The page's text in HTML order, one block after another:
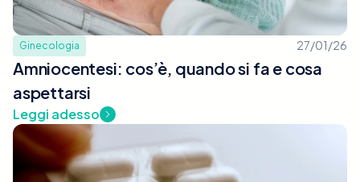
Ginecologia 27/01/26
Amniocentesi: cos’è, quando si fa e cosa
aspettarsi
Leggi adesso